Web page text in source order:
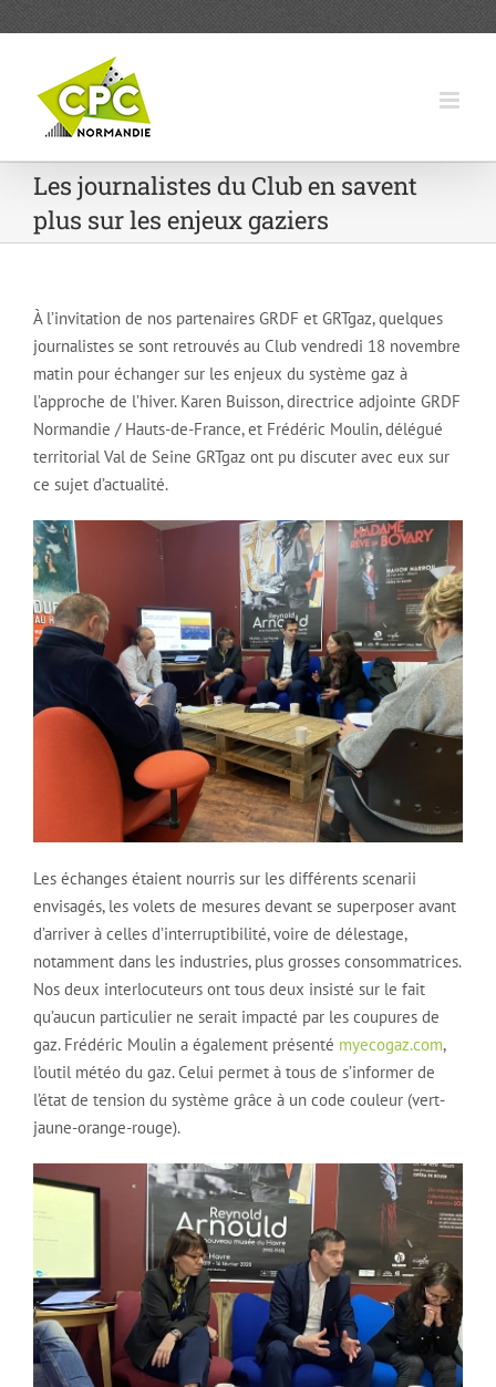
Les journalistes du Club en savent
plus sur les enjeux gaziers
À l’invitation de nos partenaires GRDF et GRTgaz, quelques
journalistes se sont retrouvés au Club vendredi 18 novembre
matin pour échanger sur les enjeux du système gaz à
l’approche de l’hiver. Karen Buisson, directrice adjointe GRDF
Normandie / Hauts-de-France, et Frédéric Moulin, délégué
territorial Val de Seine GRTgaz ont pu discuter avec eux sur
ce sujet d’actualité.
Les échanges étaient nourris sur les différents scenarii
envisagés, les volets de mesures devant se superposer avant
d’arriver à celles d’interruptibilité, voire de délestage,
notamment dans les industries, plus grosses consommatrices.
Nos deux interlocuteurs ont tous deux insisté sur le fait
qu’aucun particulier ne serait impacté par les coupures de
gaz. Frédéric Moulin a également présenté myecogaz.com,
l’outil météo du gaz. Celui permet à tous de s’informer de
l’état de tension du système grâce à un code couleur (vert-
jaune-orange-rouge).